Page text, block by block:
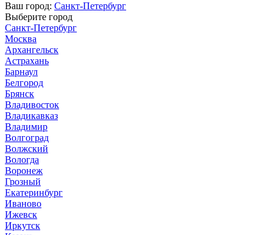
Ваш город: Санкт-Петербург
Выберите город
Санкт-Петербург
Москва
Архангельск
Астрахань
Барнаул
Белгород
Брянск
Владивосток
Владикавказ
Владимир
Волгоград
Волжский
Вологда
Воронеж
Грозный
Екатеринбург
Иваново
Ижевск
Иркутск